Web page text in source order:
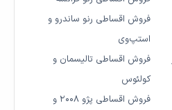
فروش اقساطی رنو ساندرو و
استپ‌وی
فروش اقساطی تالیسمان و
کولئوس
فروش اقساطی پژو ۲۰۰۸ و